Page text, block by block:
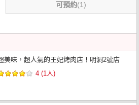
可預約(1)
美味，超人氣的王妃烤肉店！明洞2號店
4 (1人)